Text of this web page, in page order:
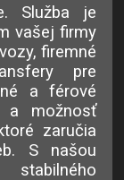
Služba je
vašej firmy
firemné
pre
a férové
a možnosť
zaručia
S našou
stabilného